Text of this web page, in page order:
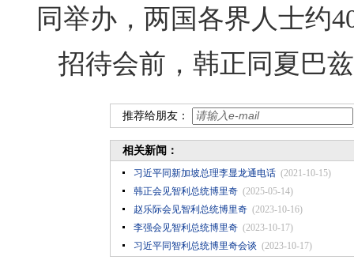
同举办，两国各界人士约
招待会前，韩正同夏巴
推荐给朋友：
相关新闻：
习近平同新加坡总理李显龙通电话 (2021-10-15)
韩正会见智利总统博里奇 (2025-05-14)
赵乐际会见智利总统博里奇 (2023-10-16)
李强会见智利总统博里奇 (2023-10-17)
习近平同智利总统博里奇会谈 (2023-10-17)